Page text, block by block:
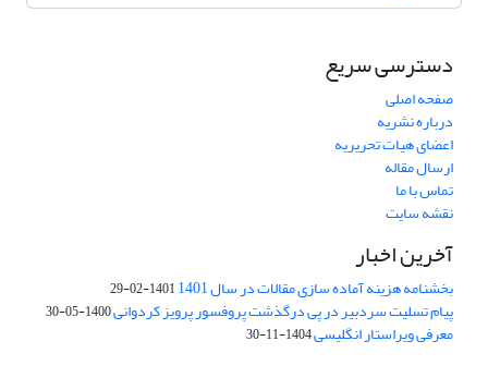
دسترسی سریع
صفحه اصلی
درباره نشریه
اعضای هیات تحریریه
ارسال مقاله
تماس با ما
نقشه سایت
آخرین اخبار
بخشنامه هزینه آماده سازی مقالات در سال 1401 1401-02-29
پیام تسلیت سردبیر در پی درگذشت پروفسور پرویز کردوانی1400-05-30
معرفی ویراستار انگلیسی1404-11-30